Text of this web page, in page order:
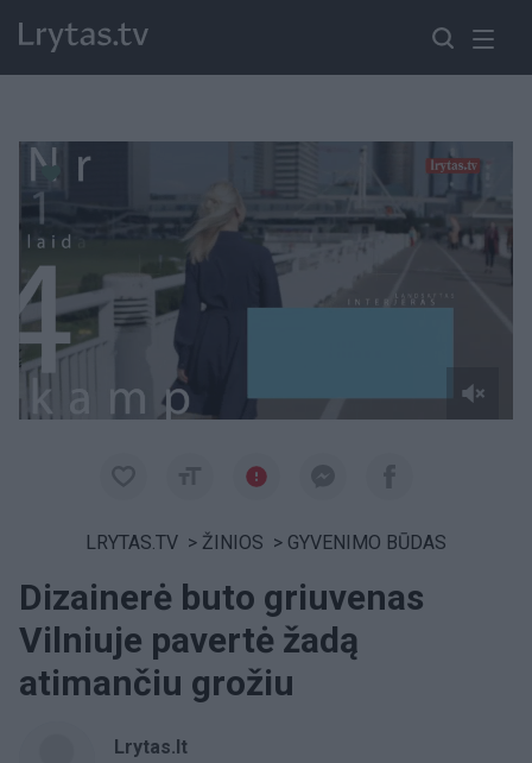
LRYTAS.TV > ŽINIOS > GYVENIMO BŪDAS
Dizainerė buto griuvenas
Vilniuje pavertė žadą
atimančiu grožiu
Lrytas.lt